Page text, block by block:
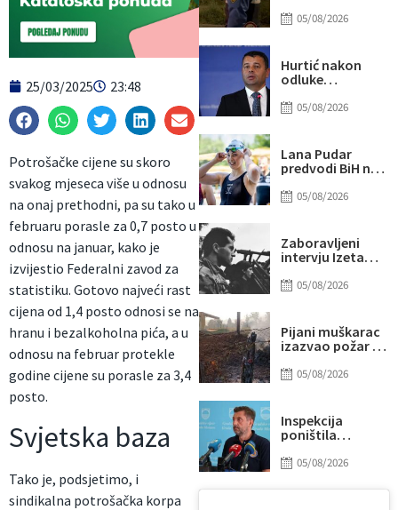
25/03/2025 23:48
Potrošačke cijene su skoro
svakog mjeseca više u odnosu
na onaj prethodni, pa su tako u
februaru porasle za 0,7 posto u
odnosu na januar, kako je
izvijestio Federalni zavod za
statistiku. Gotovo najveći rast
cijena od 1,4 posto odnosi se na
hranu i bezalkoholna pića, a u
odnosu na februar protekle
godine cijene su porasle za 3,4
posto.
Svjetska baza
Tako je, podsjetimo, i
sindikalna potrošačka korpa
muškarac zbog
05/08/2026
Hurtić nakon
odluke
Čekam izvinjenje
sprijeda ili
sazada
05/08/2026
Lana Pudar
predvodi BiH na
prvenstvu: U
05/08/2026
Zaboravljeni
intervju Izeta
rane bošnjačke
05/08/2026
Pijani muškarac
izazvao požar u
Izgorjela kuća i
alkohola
05/08/2026
Inspekcija
poništila
u JP Komunalno
želi razgovarati
05/08/2026